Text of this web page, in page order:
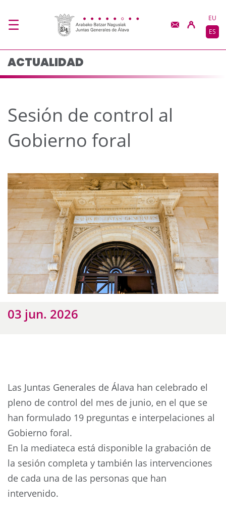
Sesión de control al
EU
ES
ACTUALIDAD
Sesión de control al
Gobierno foral
03 jun. 2026
Las Juntas Generales de Álava han celebrado el
pleno de control del mes de junio, en el que se
han formulado 19 preguntas e interpelaciones al
Gobierno foral.
En la mediateca está disponible la grabación de
la sesión completa y también las intervenciones
de cada una de las personas que han
intervenido.